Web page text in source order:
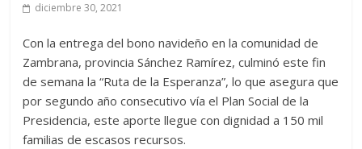
diciembre 30, 2021
Con la entrega del bono navideño en la comunidad de
Zambrana, provincia Sánchez Ramírez, culminó este fin
de semana la “Ruta de la Esperanza”, lo que asegura que
por segundo año consecutivo vía el Plan Social de la
Presidencia, este aporte llegue con dignidad a 150 mil
familias de escasos recursos.